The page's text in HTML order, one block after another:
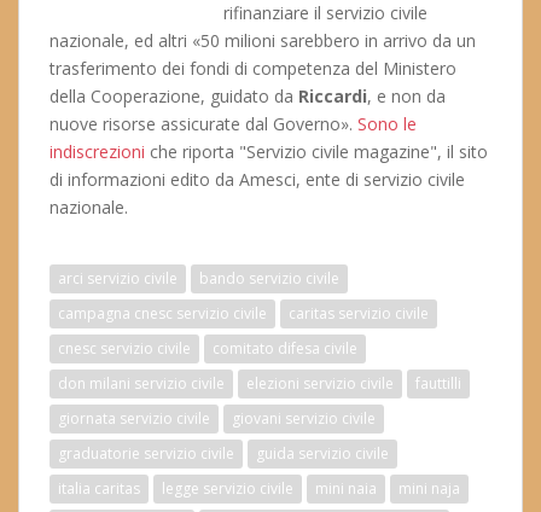
rifinanziare il servizio civile
nazionale, ed altri «50 milioni sarebbero in arrivo da un
trasferimento dei fondi di competenza del Ministero
della Cooperazione, guidato da Riccardi, e non da
nuove risorse assicurate dal Governo». Sono le
indiscrezioni che riporta "Servizio civile magazine", il sito
di informazioni edito da Amesci, ente di servizio civile
nazionale.
arci servizio civile
bando servizio civile
campagna cnesc servizio civile
caritas servizio civile
cnesc servizio civile
comitato difesa civile
don milani servizio civile
elezioni servizio civile
fauttilli
giornata servizio civile
giovani servizio civile
graduatorie servizio civile
guida servizio civile
italia caritas
legge servizio civile mini naia
mini naja